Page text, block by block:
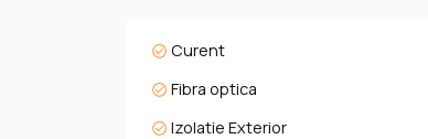
perfect între retragerea în intimitate
Este mai mult decât o locuință – este
drag la o vizionare.
Curent
Fibra optica
Izolatie Exterior